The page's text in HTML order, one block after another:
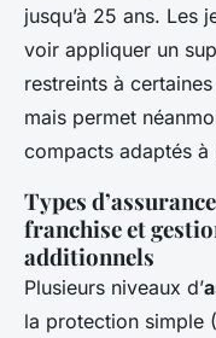
jusqu’à 25 ans. Les
voir appliquer un
restreints à
mais permet
compacts adaptés
Types
franchise et
additionnels
Plusieurs niveaux d’
la protection simple